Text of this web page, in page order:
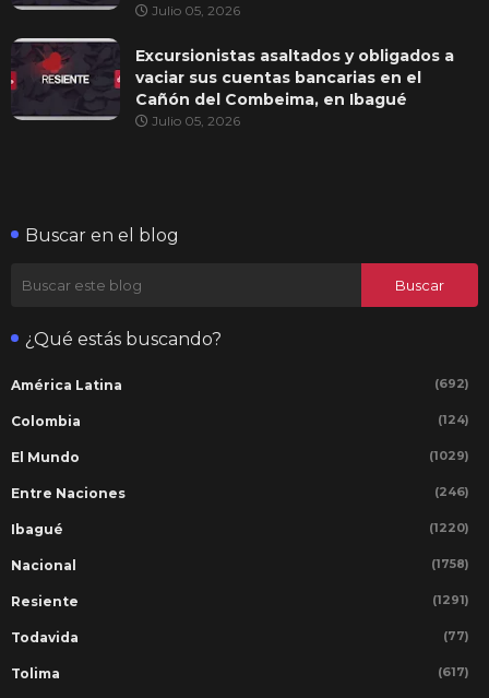
Julio 05, 2026
Excursionistas asaltados y obligados a
vaciar sus cuentas bancarias en el
Cañón del Combeima, en Ibagué
Julio 05, 2026
Buscar en el blog
¿Qué estás buscando?
América Latina (692)
Colombia (124)
El Mundo (1029)
Entre Naciones (246)
Ibagué (1220)
Nacional (1758)
Resiente (1291)
Todavida (77)
Tolima (617)